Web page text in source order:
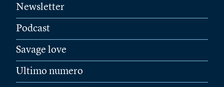
Newsletter
Podcast
Savage love
Ultimo numero